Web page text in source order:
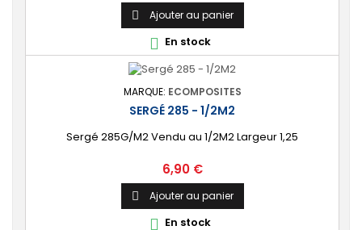
 Ajouter au panier
 En stock
MARQUE: ECOMPOSITES
SERGÉ 285 - 1/2M2
Sergé 285G/M2 Vendu au 1/2M2 Largeur 1,25
Prix
6,90 €
 Ajouter au panier
 En stock